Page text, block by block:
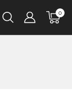
0